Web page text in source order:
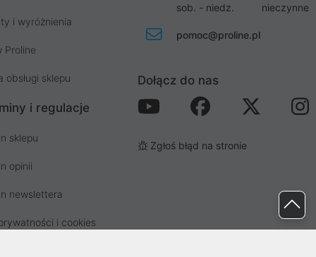
i wyróżnienia
Proline
obsługi sklepu
i regulacje
sklepu
opinii
newslettera
i cookies
sob. - niedz.
nieczynne
pomoc@proline.pl
Dołącz do nas
Zgłoś błąd na stronie